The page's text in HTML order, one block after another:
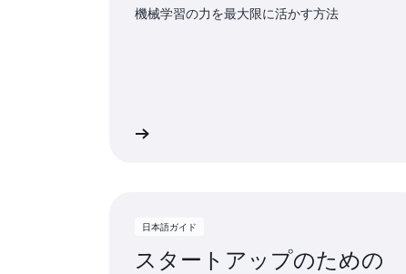
機械学習の力を最大限に活かす方法
日本語ガイド
スタートアップのための